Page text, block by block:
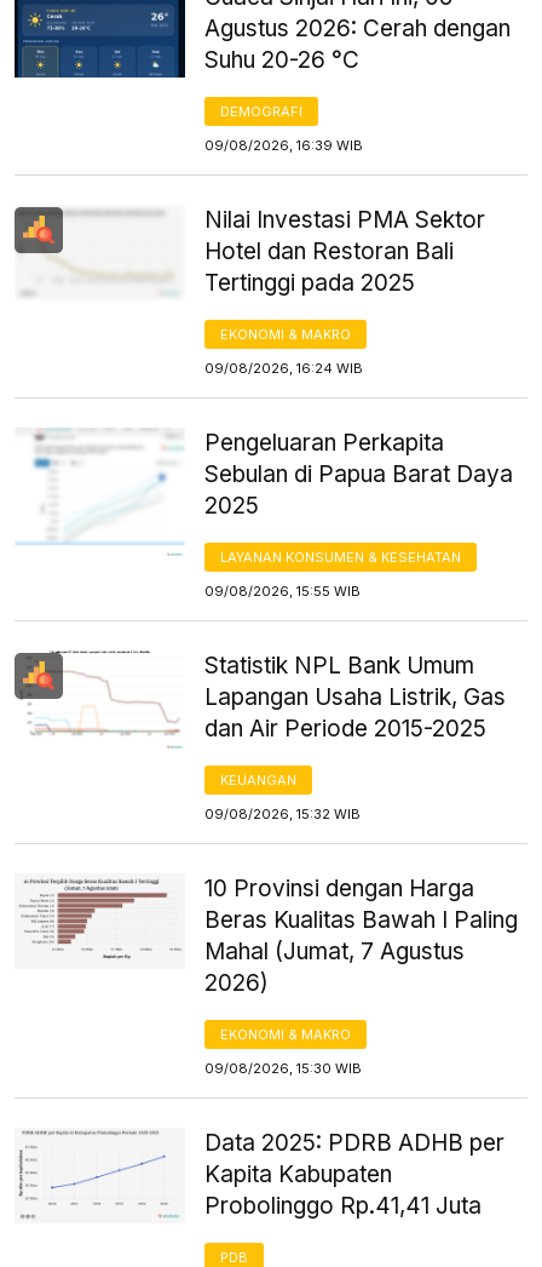
Agustus 2026: Cerah dengan
Suhu 20-26 °C
DEMOGRAFI
09/08/2026, 16:39 WIB
Nilai Investasi PMA Sektor
Hotel dan Restoran Bali
Tertinggi pada 2025
EKONOMI & MAKRO
09/08/2026, 16:24 WIB
Pengeluaran Perkapita
Sebulan di Papua Barat Daya
2025
LAYANAN KONSUMEN & KESEHATAN
09/08/2026, 15:55 WIB
Statistik NPL Bank Umum
Lapangan Usaha Listrik, Gas
dan Air Periode 2015-2025
KEUANGAN
09/08/2026, 15:32 WIB
10 Provinsi dengan Harga
Beras Kualitas Bawah I Paling
Mahal (Jumat, 7 Agustus
2026)
EKONOMI & MAKRO
09/08/2026, 15:30 WIB
Data 2025: PDRB ADHB per
Kapita Kabupaten
Probolinggo Rp.41,41 Juta
PDB